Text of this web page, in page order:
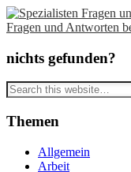
Fragen und Antworten
nichts gefunden?
Themen
Allgemein
Arbeit